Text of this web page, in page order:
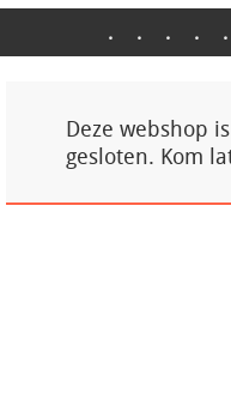
. . . . .
Deze webshop
gesloten. Kom